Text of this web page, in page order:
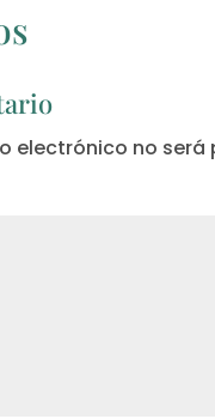
electrónico no será